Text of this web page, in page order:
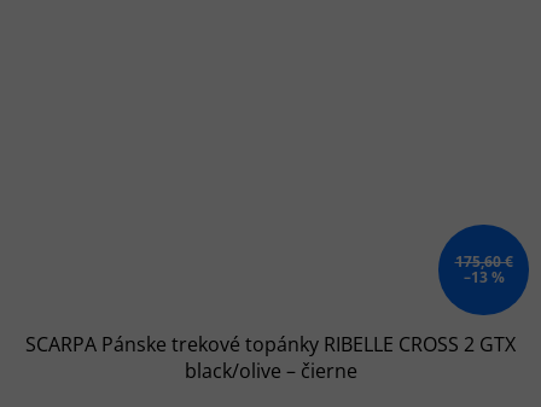
175,60 €
–13 %
SCARPA Pánske trekové topánky RIBELLE CROSS 2 GTX
black/olive – čierne